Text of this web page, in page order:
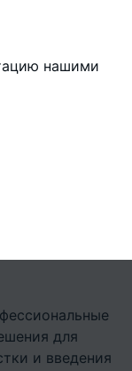
b
4880
нашими